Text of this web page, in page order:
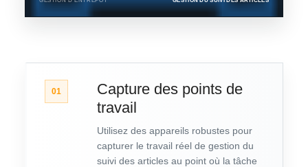
01
Capture des points de
travail
Utilisez des appareils robustes pour
capturer le travail réel de gestion du
suivi des articles au point où la tâche